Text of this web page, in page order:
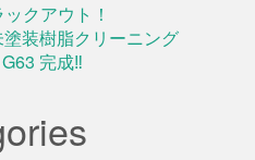
クアウト！
装樹脂クリーニング
完成‼️